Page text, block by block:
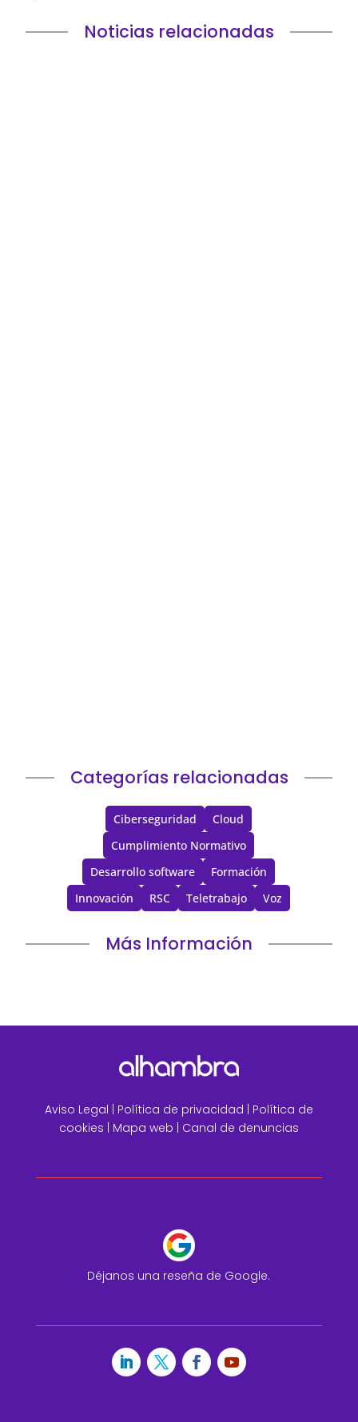
Noticias relacionadas
Categorías relacionadas
Ciberseguridad
Cloud
Cumplimiento Normativo
Desarrollo software
Formación
Innovación
RSC Teletrabajo Voz
Más Información
Aviso Legal Política de privacidad | Política de
cookies | Mapa web Canal de denuncias
Déjanos una reseña de Google.